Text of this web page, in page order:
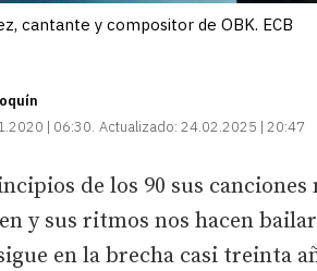
cantante y compositor de OBK. ECB
| 06:30 Actualizado: 24.02.2025 | 20:47
de los 90 sus
y sus ritmos nos hacen
en la brecha casi treinta